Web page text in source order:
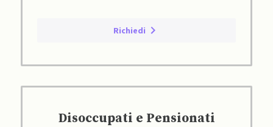
Richiedi
Disoccupati e Pensionati